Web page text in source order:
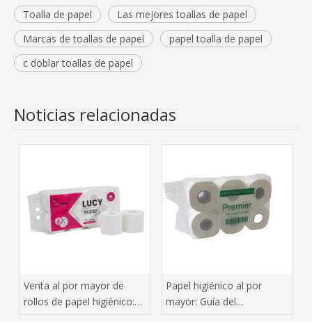
Toalla de papel
Las mejores toallas de papel
Marcas de toallas de papel
papel toalla de papel
c doblar toallas de papel
Noticias relacionadas
Venta al por mayor de
rollos de papel higiénico:
Papel higiénico al por
mayor: Guía del